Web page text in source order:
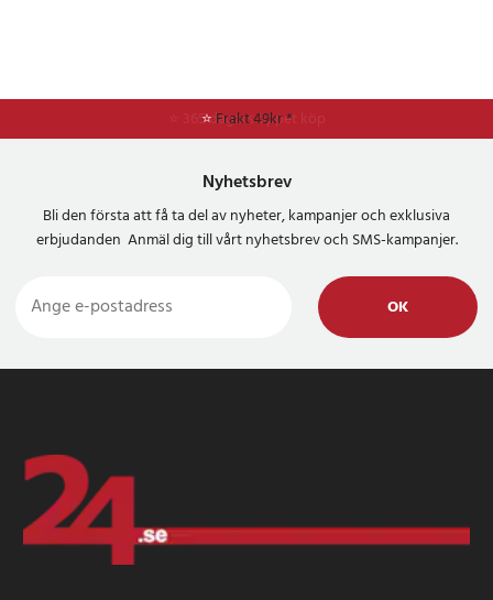
⭐ 365 dagars öppet köp
⭐ Frakt 49kr *
Nyhetsbrev
Bli den första att få ta del av nyheter, kampanjer och exklusiva
erbjudanden Anmäl dig till vårt nyhetsbrev och SMS-kampanjer.
OK